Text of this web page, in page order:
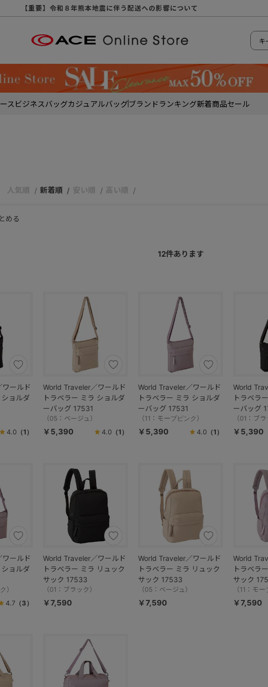
【重要】令和８年熊本地震に伴う配送への影響について
【重要】納品書・領収書ペーパーレス化（電子化）のお知らせ
【重要】天候不良や交通状況・物量増等に伴う配送への影響について
【重要】悪質な詐欺サイトにご注意ください
【重要】各種メールが届かない場合に関しまして
【重要】お問い合わせのご対応に関しまして
【重要】SNSのなりすまし詐欺にご注意ください
スビジネスバッグカジュアルバッグブランドランキング新着商品セール
人気順 新着順 安い順 高い順
める
12件あります
ールド
ョルダ
4.0 （1）
World Traveler／ワールド
トラベラー ミラ ショルダ
ーバッグ 17531
（05：ベージュ）
￥5,390 4.0 （1）
World Traveler／ワールド
トラベラー ミラ ショルダ
ーバッグ 17531
（11：モーブピンク）
￥5,390 4.0 （1）
World
トラベラ
ーバッグ
（01：ブラ
￥5,390
ールド
ョルダ
）
4.7 （3）
World Traveler／ワールド
トラベラー ミラ リュック
サック 17533
（01：ブラック）
￥7,590
World Traveler／ワールド
トラベラー ミラ リュック
サック 17533
（05：ベージュ）
￥7,590
World
トラベラ
サック
（11：モー
￥7,590